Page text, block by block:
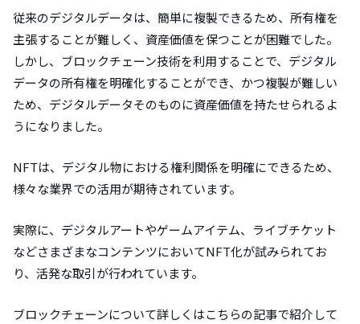
従来のデジタルデータは、簡単に複製できるため、所有権を
主張することが難しく、資産価値を保つことが困難でした。
しかし、ブロックチェーン技術を利用することで、デジタル
データの所有権を明確化することができ、かつ複製が難しい
ため、デジタルデータそのものに資産価値を持たせられるよ
うになりました。
NFTは、デジタル物における権利関係を明確にできるため、
様々な業界での活用が期待されています。
実際に、デジタルアートやゲームアイテム、ライブチケット
などさまざまなコンテンツにおいてNFT化が試みられてお
り、活発な取引が行われています。
ブロックチェーンについて詳しくはこちらの記事で紹介して